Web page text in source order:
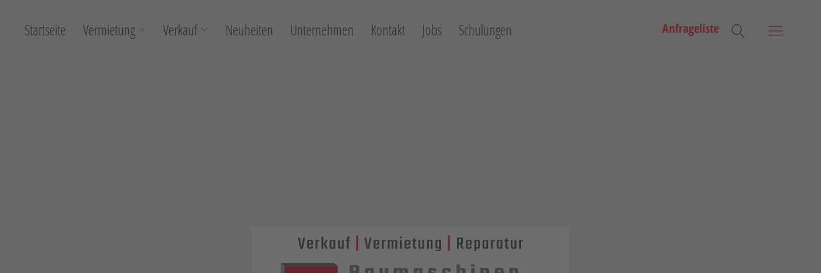
Startseite Vermietung Verkauf Neuheiten Unternehmen Kontakt Jobs Schulungen Anfrageliste